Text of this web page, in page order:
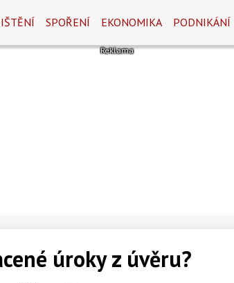
SPOŘENÍ EKONOMIKA PODNIKÁNÍ
úroky z úvěru?